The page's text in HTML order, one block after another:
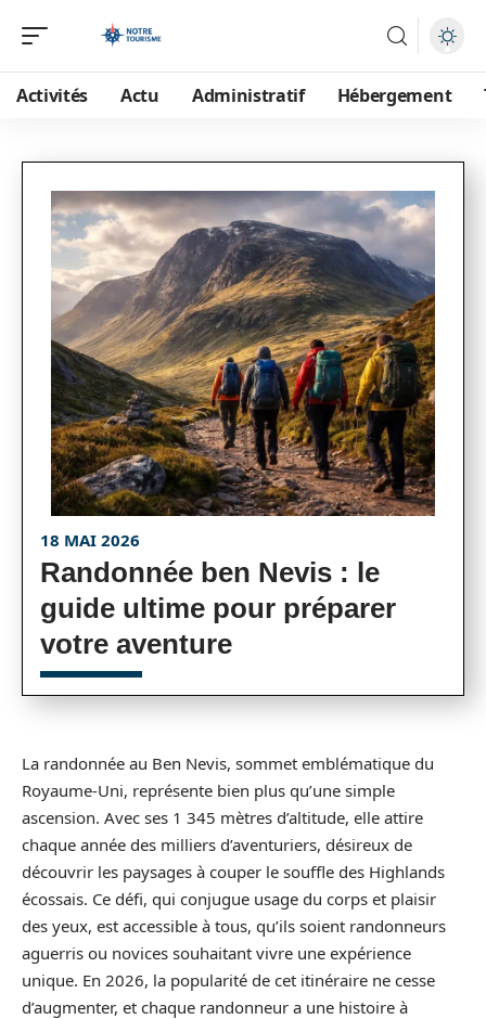
Activités Actu Administratif Hébergement
18 MAI 2026
Randonnée ben Nevis : le
guide ultime pour préparer
votre aventure
La randonnée au Ben Nevis, sommet emblématique du
Royaume-Uni, représente bien plus qu’une simple
ascension. Avec ses 1 345 mètres d’altitude, elle attire
chaque année des milliers d’aventuriers, désireux de
découvrir les paysages à couper le souffle des Highlands
écossais. Ce défi, qui conjugue usage du corps et plaisir
des yeux, est accessible à tous, qu’ils soient randonneurs
aguerris ou novices souhaitant vivre une expérience
unique. En 2026, la popularité de cet itinéraire ne cesse
d’augmenter, et chaque randonneur a une histoire à